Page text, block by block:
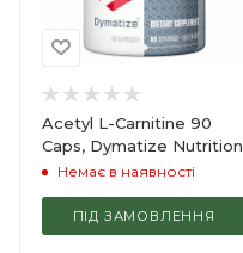
Acetyl L-Carnitine 90
Caps, Dymatize Nutrition
Немає в наявності
ПІД ЗАМОВЛЕННЯ